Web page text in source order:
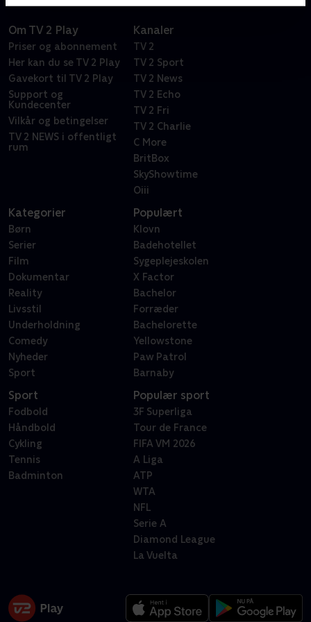
Om TV 2 Play
Priser og abonnement
Her kan du se TV 2 Play
Gavekort til TV 2 Play
Support og
Kundecenter
Vilkår og betingelser
TV 2 NEWS i offentligt
rum
Kanaler
TV 2
TV 2 Sport
TV 2 News
TV 2 Echo
TV 2 Fri
TV 2 Charlie
C More
BritBox
SkyShowtime
Oiii
Kategorier
Børn
Serier
Film
Dokumentar
Reality
Livsstil
Underholdning
Comedy
Nyheder
Sport
Populært
Klovn
Badehotellet
Sygeplejeskolen
X Factor
Bachelor
Forræder
Bachelorette
Yellowstone
Paw Patrol
Barnaby
Sport
Fodbold
Håndbold
Cykling
Tennis
Badminton
Populær sport
3F Superliga
Tour de France
FIFA VM 2026
A Liga
ATP
WTA
NFL
Serie A
Diamond League
La Vuelta